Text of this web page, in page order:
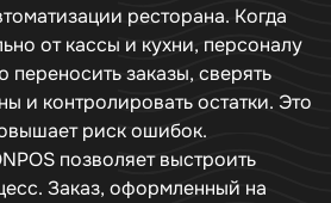
ресторана. Когда
от кассы и кухни, персоналу
переносить заказы, сверять
и контролировать остатки. Это
риск ошибок.
позволяет выстроить
Заказ, оформленный на